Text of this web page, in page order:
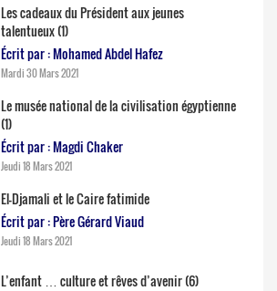
Les cadeaux du Président aux jeunes
talentueux (1)
Écrit par : Mohamed Abdel Hafez
Mardi 30 Mars 2021
Le musée national de la civilisation égyptienne
(1)
Écrit par : Magdi Chaker
Jeudi 18 Mars 2021
El-Djamali et le Caire fatimide
Écrit par : Père Gérard Viaud
Jeudi 18 Mars 2021
L’enfant … culture et rêves d’avenir (6)